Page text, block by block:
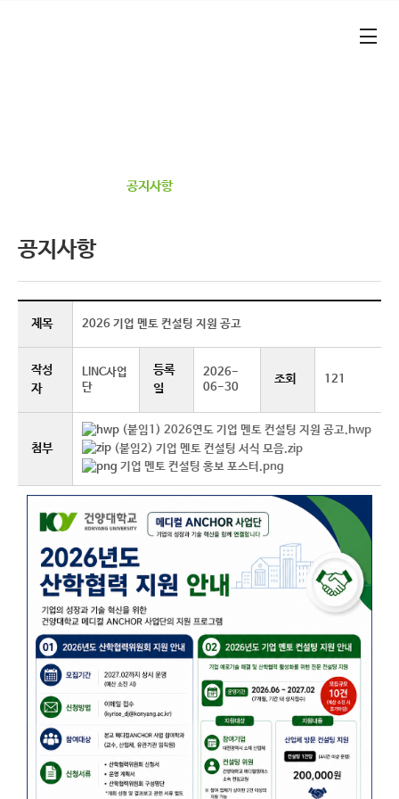
공지사항
공지사항
제목 2026 기업 멘토 컨설팅 지원 공고
작성
자
LINC사업
단
등록
일
2026-
06-30
조회 121
첨부
(붙임1) 2026연도 기업 멘토 컨설팅 지원 공고.hwp
(붙임2) 기업 멘토 컨설팅 서식 모음.zip
기업 멘토 컨설팅 홍보 포스터.png